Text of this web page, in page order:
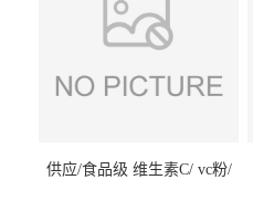
供应/食品级 维生素C/ vc粉/